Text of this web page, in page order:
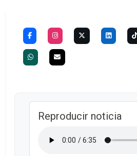
Reproducir noticia